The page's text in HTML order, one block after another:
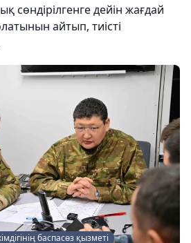
сөндірілгенге дейін жағдай
айтып, тиісті
баспасөз қызметі